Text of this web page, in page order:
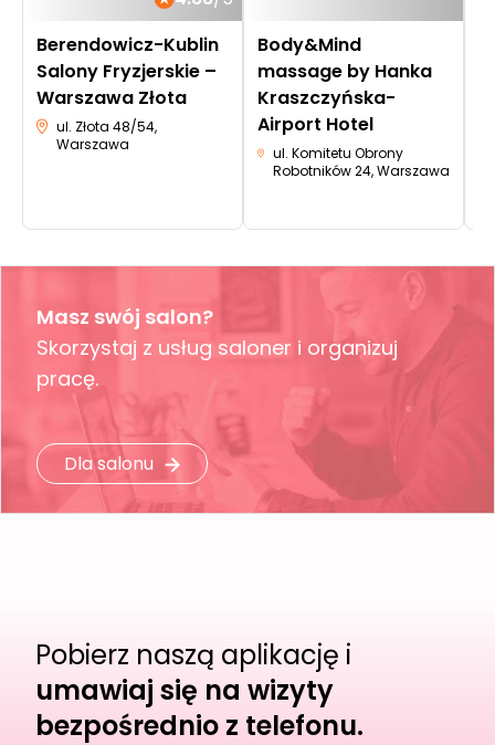
Berendowicz-Kublin
Salony Fryzjerskie –
Warszawa Złota
ul. Złota 48/54,
Warszawa
Body&Mind
massage by Hanka
Kraszczyńska-
Airport Hotel
ul. Komitetu Obrony
Robotników 24, Warszawa
Masz swój salon?
Skorzystaj z usług saloner i organizuj
pracę.
Dla salonu
Pobierz naszą aplikację i
umawiaj się na wizyty
bezpośrednio z telefonu.